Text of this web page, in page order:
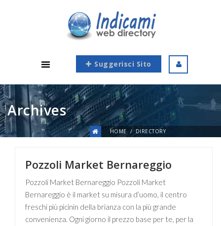
Suggerisci Sito
Archives
HOME DIRECTORY
Pozzoli Market Bernareggio
Pozzoli Market Bernareggio Pozzoli Market
Bernareggio è il market su misura d’uomo, il centro
freschi più picinin della brianza con la più grande
convenienza. Ogni giorno il prezzo base per te, per la